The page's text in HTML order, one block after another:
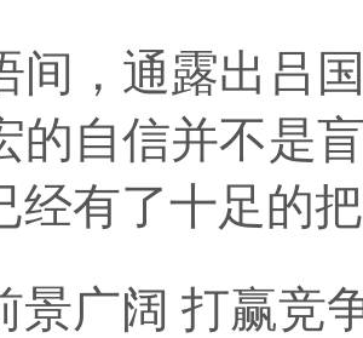
通露出吕国
的自信并不是
经有了十足的
广阔 打赢竞